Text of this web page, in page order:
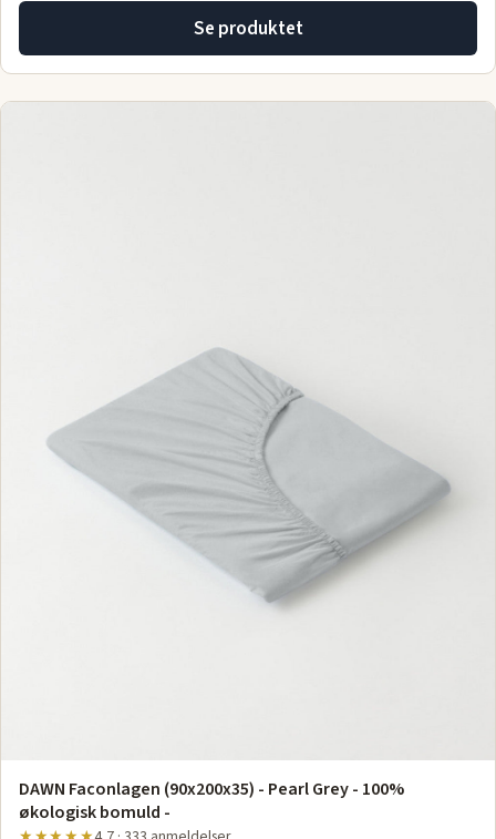
Se produktet
DAWN Faconlagen (90x200x35) - Pearl Grey - 100%
økologisk bomuld -